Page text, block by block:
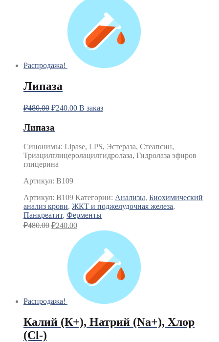
Распродажа!
Липаза
₽480.00 ₽240.00 В заказ
Липаза
Синонимы: Lipase, LPS, Эстераза, Стеапсин,
Триацилглицеролацилгидролаза, Гидролаза эфиров
глицерина
Артикул: B109
Артикул: B109 Категории: Анализы, Биохимический
анализ крови, ЖКТ и поджелудочная железа,
Панкреатит, Ферменты
₽480.00 ₽240.00
Распродажа!
Калий (К+), Натрий (Na+), Хлор
(Сl-)